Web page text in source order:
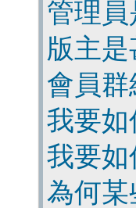
管理員
版主是
會員群
我要
我要
為何